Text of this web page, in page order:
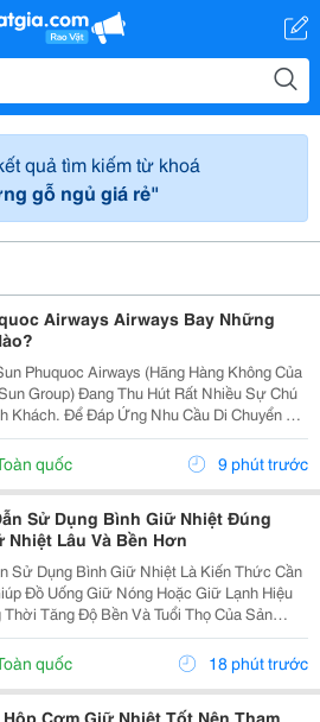
quả tìm kiếm từ khoá
gỗ ngủ giá rẻ"
Airways Airways Bay Những
Phuquoc Airways (Hãng Hàng Không Của
Group) Đang Thu Hút Rất Nhiều Sự Chú
Khách. Để Đáp Ứng Nhu Cầu Di Chuyển Và
Đang Liên Tục Mở Rộng Mạng Lưới Bay,
Tiếp Phú Quốc Với Nhiều Tỉnh Thành...
quốc 9 phút trước
Sử Dụng Bình Giữ Nhiệt Đúng
Nhiệt Lâu Và Bền Hơn
Sử Dụng Bình Giữ Nhiệt Là Kiến Thức Cần
Đồ Uống Giữ Nóng Hoặc Giữ Lạnh Hiệu
Tăng Độ Bền Và Tuổi Thọ Của Sản
Bài Viết Này, Cozycup Sẽ Chia Sẻ Cách Vệ
Trước Khi Sử Dụng, Cách Dùng Đúng Mỗi...
quốc 18 phút trước
Cơm Giữ Nhiệt Tốt Nên Tham